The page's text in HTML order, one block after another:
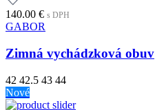
140.00 € s DPH
GABOR
Zimná vychádzková obuv
42 42.5 43 44
Nové